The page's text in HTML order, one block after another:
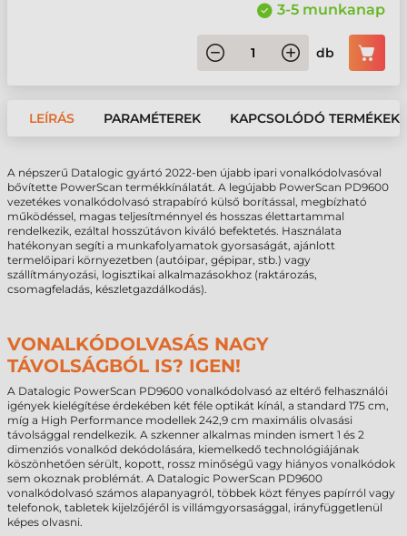
3-5 munkanap
db
LEÍRÁS PARAMÉTEREK KAPCSOLÓDÓ TERMÉKEK
A népszerű Datalogic gyártó 2022-ben újabb ipari vonalkódolvasóval
bővítette PowerScan termékkínálatát. A legújabb PowerScan PD9600
vezetékes vonalkódolvasó strapabíró külső borítással, megbízható
működéssel, magas teljesítménnyel és hosszas élettartammal
rendelkezik, ezáltal hosszútávon kiváló befektetés. Használata
hatékonyan segíti a munkafolyamatok gyorsaságát, ajánlott
termelőipari környezetben (autóipar, gépipar, stb.) vagy
szállítmányozási, logisztikai alkalmazásokhoz (raktározás,
csomagfeladás, készletgazdálkodás).
VONALKÓDOLVASÁS NAGY
TÁVOLSÁGBÓL IS? IGEN!
A Datalogic PowerScan PD9600 vonalkódolvasó az eltérő felhasználói
igények kielégítése érdekében két féle optikát kínál, a standard 175 cm,
míg a High Performance modellek 242,9 cm maximális olvasási
távolsággal rendelkezik. A szkenner alkalmas minden ismert 1 és 2
dimenziós vonalkód dekódolására, kiemelkedő technológiájának
köszönhetően sérült, kopott, rossz minőségű vagy hiányos vonalkódok
sem okoznak problémát. A Datalogic PowerScan PD9600
vonalkódolvasó számos alapanyagról, többek közt fényes papírról vagy
telefonok, tabletek kijelzőjéről is villámgyorsasággal, irányfüggetlenül
képes olvasni.